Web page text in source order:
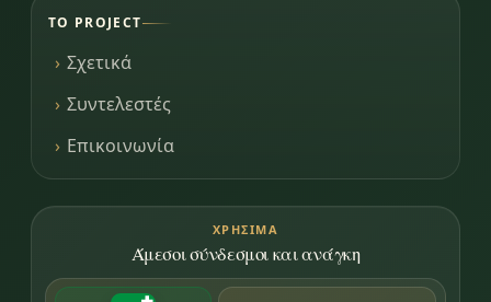
ΤΟ PROJECT
Σχετικά
Συντελεστές
Επικοινωνία
ΧΡΉΣΙΜΑ
Άμεσοι σύνδεσμοι και ανάγκη